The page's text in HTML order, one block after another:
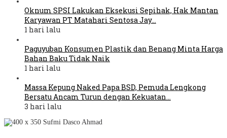
Oknum SPSI Lakukan Eksekusi Sepihak, Hak Mantan
Karyawan PT Matahari Sentosa Jay…
1 hari lalu
Paguyuban Konsumen Plastik dan Benang Minta Harga
Bahan Baku Tidak Naik
1 hari lalu
Massa Kepung Naked Papa BSD, Pemuda Lengkong
Bersatu Ancam Turun dengan Kekuatan…
3 hari lalu